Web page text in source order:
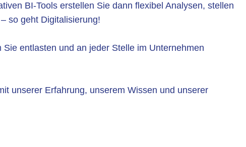
BI-Tools erstellen Sie dann flexibel Analysen, stellen
so geht Digitalisierung!
entlasten und an jeder Stelle im Unternehmen
unserer Erfahrung, unserem Wissen und unserer